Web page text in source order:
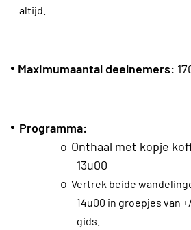
altijd.
Maximumaantal deelnemers:
Programma:
o Onthaal met kopje
13u00
o Vertrek beide
14u00 in groepjes van
gids.